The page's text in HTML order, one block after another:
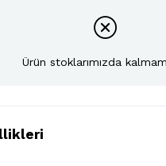
Ürün stoklarımızda